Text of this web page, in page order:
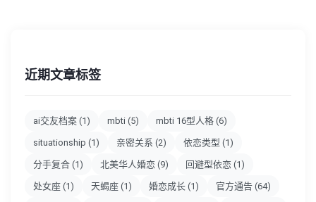
近期文章标签
ai交友档案 (1) mbti (5) mbti 16型人格 (6)
situationship (1) 亲密关系 (2) 依恋类型 (1)
分手复合 (1) 北美华人婚恋 (9) 回避型依恋 (1)
处女座 (1) 天蝎座 (1) 婚恋成长 (1) 官方通告 (64)